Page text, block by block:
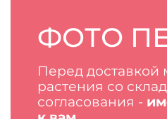
ФОТО
Перед
растения со
согласования -